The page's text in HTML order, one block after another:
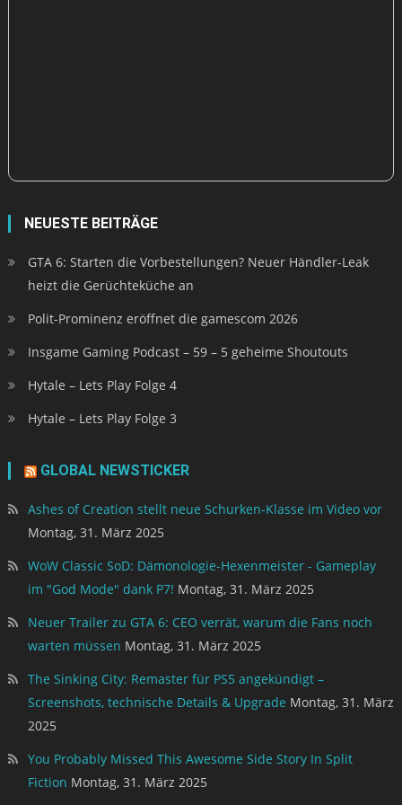
NEUESTE BEITRÄGE
GTA 6: Starten die Vorbestellungen? Neuer Händler-Leak
heizt die Gerüchteküche an
Polit-Prominenz eröffnet die gamescom 2026
Insgame Gaming Podcast – 59 – 5 geheime Shoutouts
Hytale – Lets Play Folge 4
Hytale – Lets Play Folge 3
GLOBAL NEWSTICKER
Ashes of Creation stellt neue Schurken-Klasse im Video vor
Montag, 31. März 2025
WoW Classic SoD: Dämonologie-Hexenmeister - Gameplay
im "God Mode" dank P7! Montag, 31. März 2025
Neuer Trailer zu GTA 6: CEO verrät, warum die Fans noch
warten müssen Montag, 31. März 2025
The Sinking City: Remaster für PS5 angekündigt –
Screenshots, technische Details & Upgrade Montag, 31. März
2025
You Probably Missed This Awesome Side Story In Split
Fiction Montag, 31. März 2025